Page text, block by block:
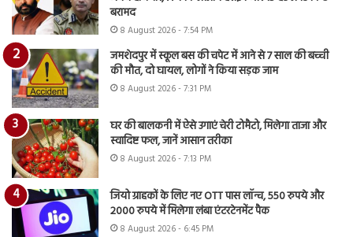
बरामद
8 August 2026 - 7:54 PM
जमशेदपुर में स्कूल बस की चपेट में आने से 7 साल की बच्ची
की मौत, दो घायल, लोगों ने किया सड़क जाम
8 August 2026 - 7:31 PM
घर की बालकनी में ऐसे उगाएं चेरी टोमैटो, मिलेगा ताजा और
स्वादिष्ट फल, जानें आसान तरीका
8 August 2026 - 7:13 PM
जियो ग्राहकों के लिए नए OTT पास लॉन्च, 550 रुपये और
2000 रुपये में मिलेगा लंबा एंटरटेनमेंट पैक
8 August 2026 - 6:45 PM